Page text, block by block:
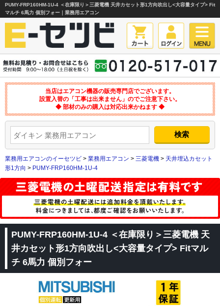
PUMY-FRP160HM-1U-4 ＜在庫限り＞三菱電機 天井カセット形1方向吹出し<大容量タイプ> Fit
マルチ 6馬力 個別フォー｜業務用エアコン
当店はエアコン機器の販売専門店でございます。
設置入替の「工事は出来ません」のでご注意下さい。
◆ 部材のみの購入は対応出来かねます ◆
業務用エアコンのイーセツビ > 業務用エアコン > 三菱電機 > 天井埋込カセット
形1方向 > PUMY-FRP160HM-1U-4
PUMY-FRP160HM-1U-4 ＜在庫限り＞三菱電機 天
井カセット形1方向吹出し<大容量タイプ> Fitマル
チ 6馬力 個別フォー